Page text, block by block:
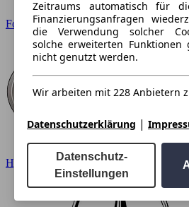
Ford
Hyundai
Zeitraums automatisch für
Finanzierungsanfragen
die Verwendung solcher
solche erweiterten Funktionen
nicht genutzt werden.
Wir arbeiten mit 228 Anbietern
Datenschutzerklärung |
Datenschutz-
Einstellungen